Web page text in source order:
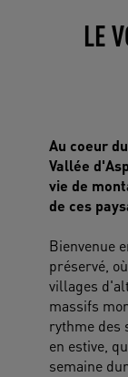
LE
Au coeur
Vallée
vie de
de ces
Bienvenue
préservé,
villages
massifs
rythme des
en estive,
semaine